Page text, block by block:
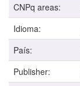
CNPq areas:
Idioma:
País:
Publisher: